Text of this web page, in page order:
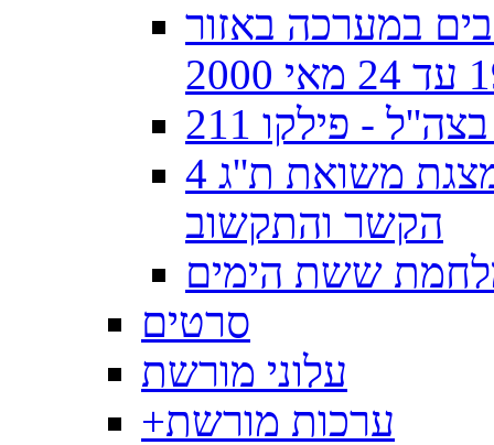
במערכה באזור
- פילקו 211
מצגת משואת ת''ג 4Z4SI באתר להנצחת חללי חיל
הקשר והתקשוב
ששת הימים
סרטים
עלוני מורשת
+ערכות מורשת